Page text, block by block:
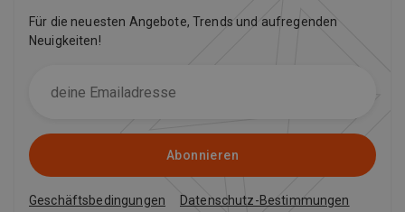
Für die neuesten Angebote, Trends und aufregenden
Neuigkeiten!
Abonnieren
Geschäftsbedingungen Datenschutz-Bestimmungen